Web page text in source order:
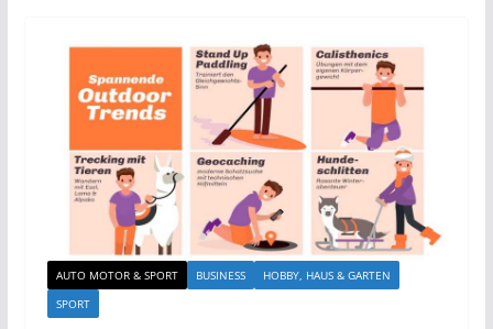
AUTO MOTOR & SPORT BUSINESS
HOBBY, HAUS & GARTEN
SPORT